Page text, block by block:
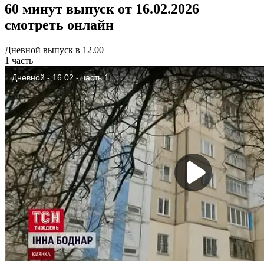
60 минут выпуск от 16.02.2026
смотреть онлайн
Дневной выпуск в 12.00
1 часть